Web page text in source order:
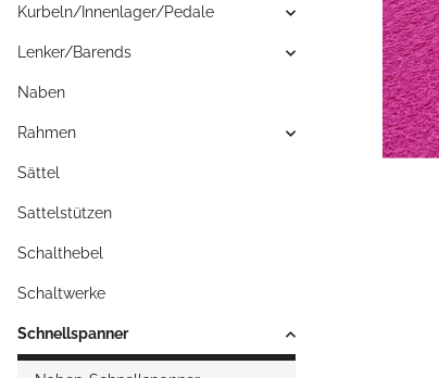
Kurbeln/Innenlager/Pedale
Lenker/Barends
Naben
Rahmen
Sättel
Sattelstützen
Schalthebel
Schaltwerke
Schnellspanner